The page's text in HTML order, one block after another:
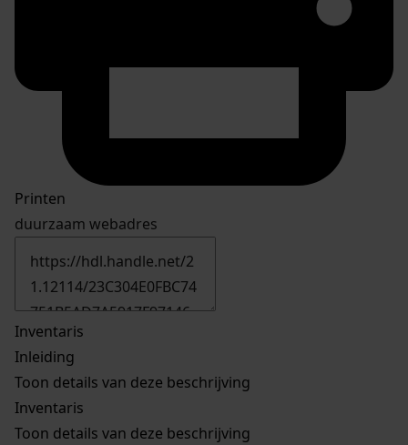
Printen
duurzaam webadres
Inventaris
Inleiding
Toon details van deze beschrijving
Inventaris
Toon details van deze beschrijving